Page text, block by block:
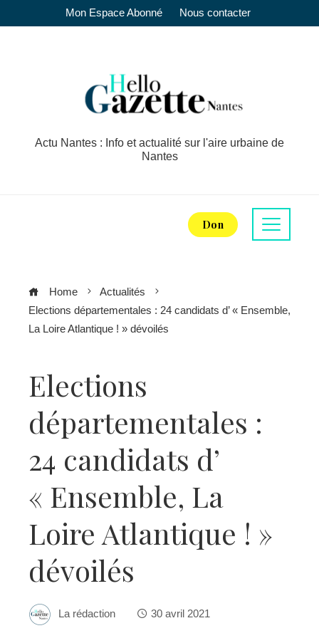
Mon Espace Abonné Nous contacter
Actu Nantes : Info et actualité sur l'aire urbaine de
Nantes
Don
Home
Actualités
Elections départementales : 24 candidats d’ « Ensemble,
La Loire Atlantique ! » dévoilés
Elections
départementales :
24 candidats d’
« Ensemble, La
Loire Atlantique ! »
dévoilés
La rédaction 30 avril 2021